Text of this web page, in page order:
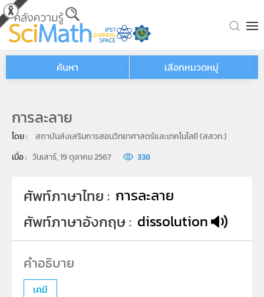
Skip to main content
ค้นหา เลือกหมวดหมู่
การละลาย
โดย :
สถาบันส่งเสริมการสอนวิทยาศาสตร์และเทคโนโลยี (สสวท.)
เมื่อ : วันเสาร์, 19 ตุลาคม 2567 338
ศัพท์ภาษาไทย
การละลาย
ศัพท์ภาษาอังกฤษ dissolution
เคมี